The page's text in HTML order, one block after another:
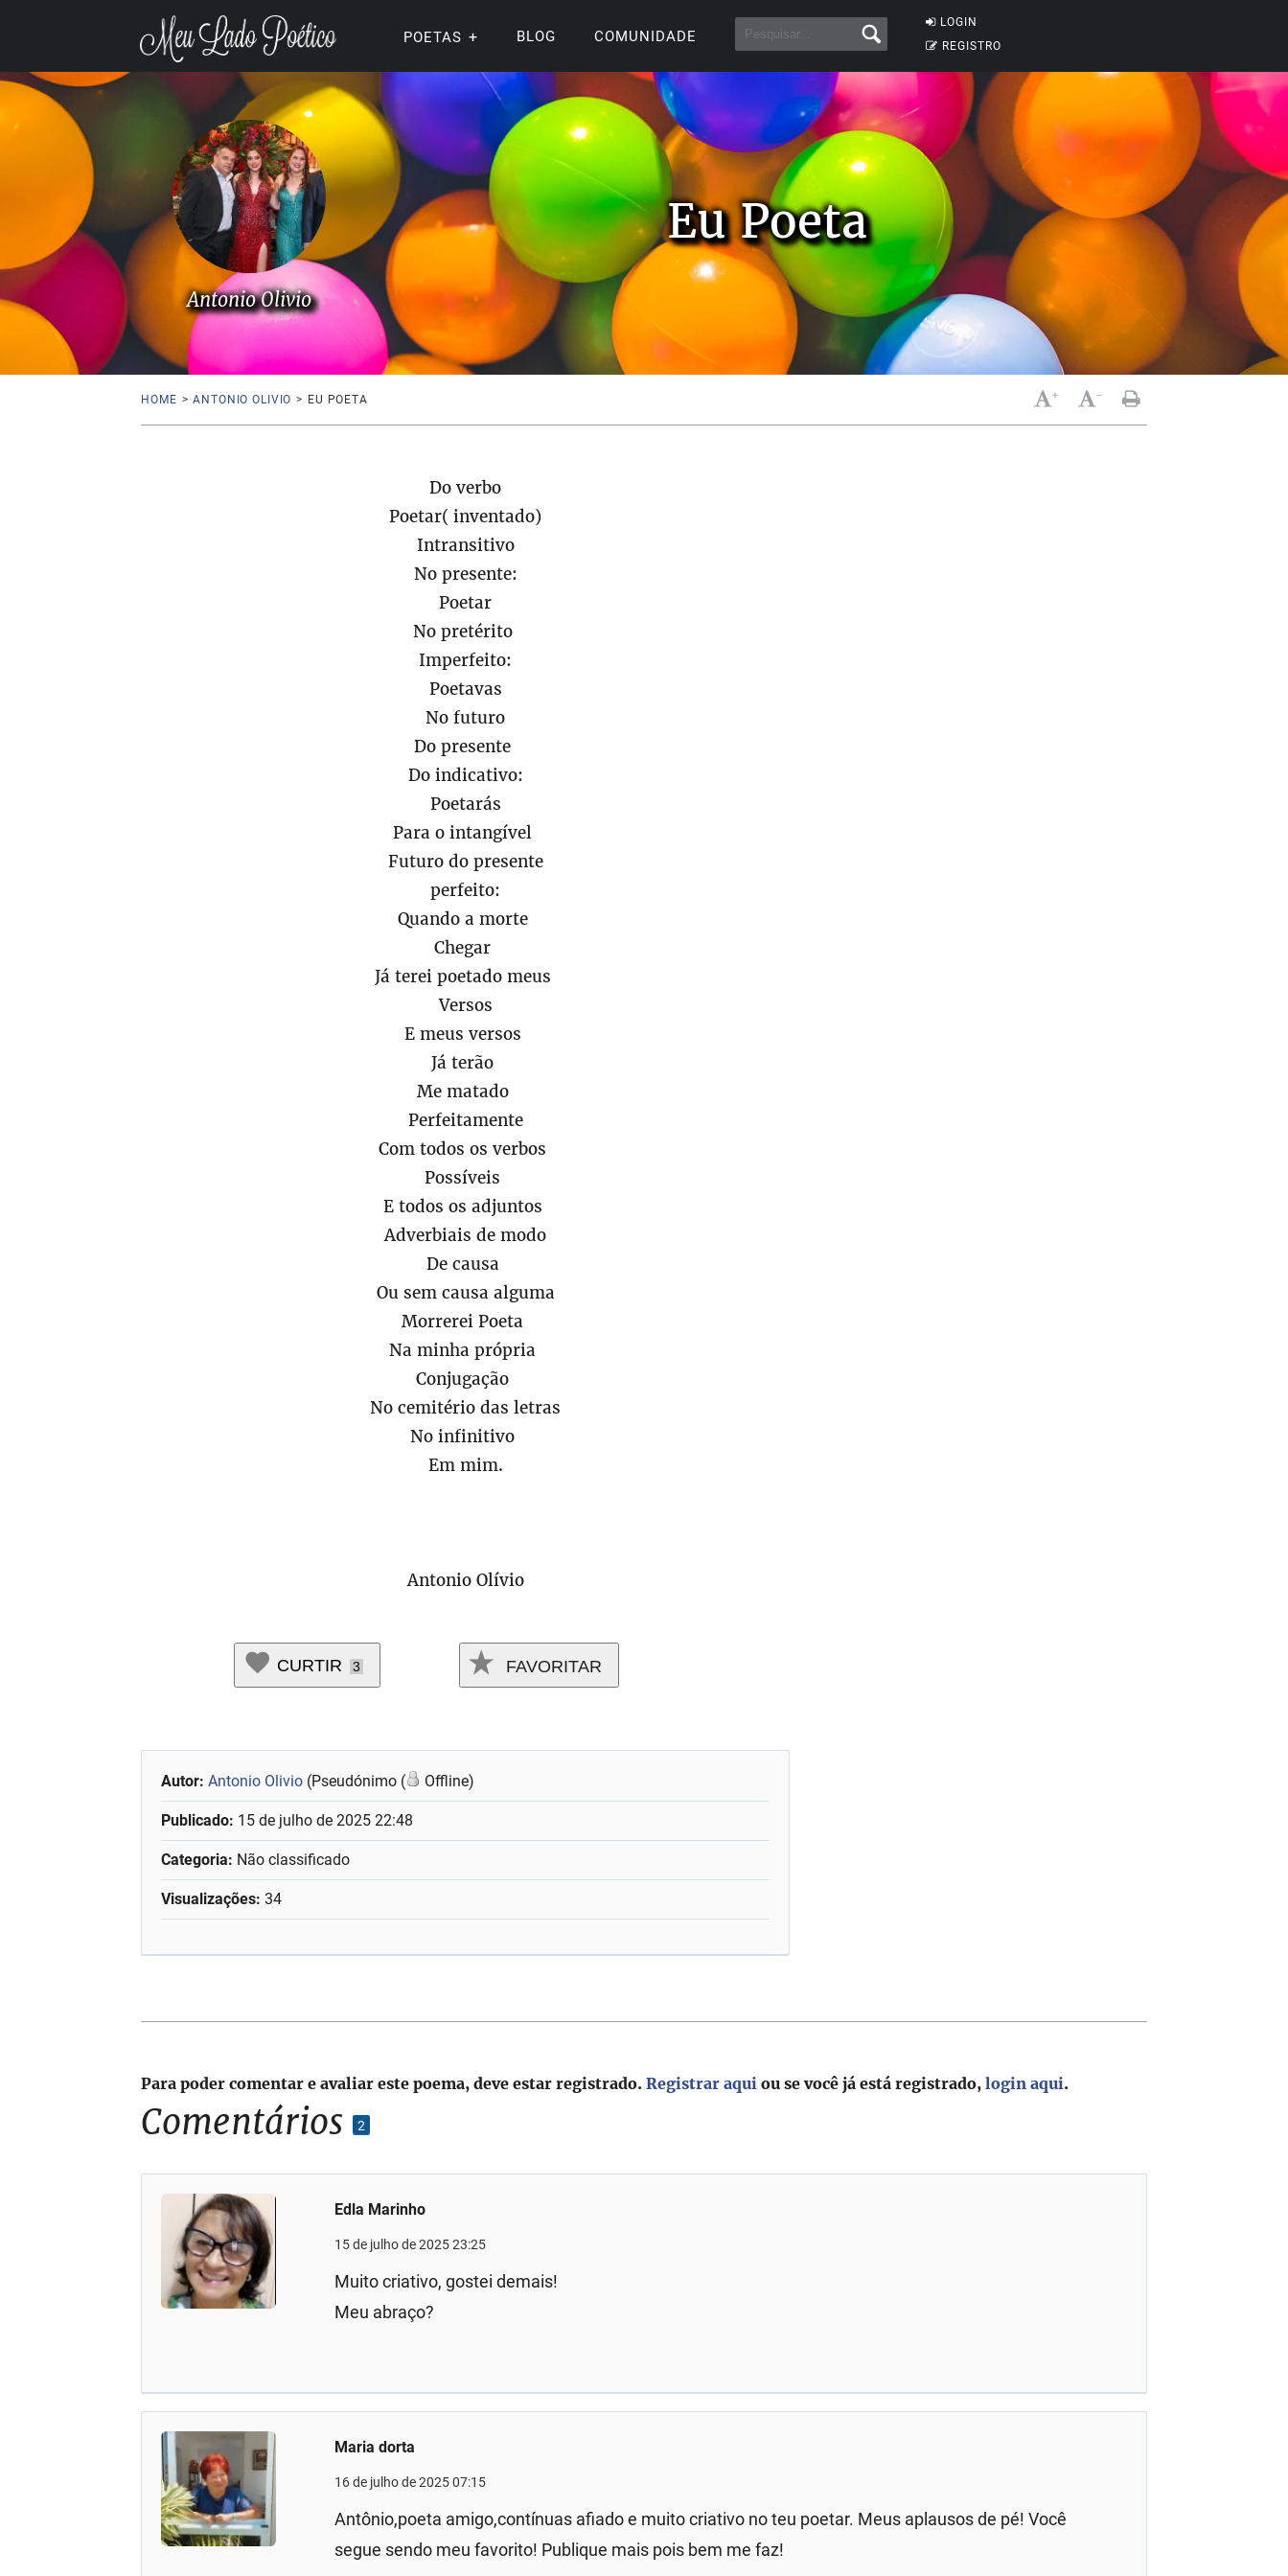
LOGIN
REGISTRO
POETAS BLOG COMUNIDADE
Eu Poeta
Antonio Olivio
HOME > ANTONIO OLIVIO > EU POETA + -
Do verbo
Poetar( inventado)
Intransitivo
No presente:
Poetar
No pretérito
Imperfeito:
Poetavas
No futuro
Do presente
Do indicativo:
Poetarás
Para o intangível
Futuro do presente
perfeito:
Quando a morte
Chegar
Já terei poetado meus
Versos
E meus versos
Já terão
Me matado
Perfeitamente
Com todos os verbos
Possíveis
E todos os adjuntos
Adverbiais de modo
De causa
Ou sem causa alguma
Morrerei Poeta
Na minha própria
Conjugação
No cemitério das letras
No infinitivo
Em mim.
Antonio Olívio
CURTIR 3 FAVORITAR
Autor:Antonio Olivio (Pseudónimo ( Offline)
Publicado: 15 de julho de 2025 22:48
Categoria: Não classificado
Visualizações: 34
Comentários 2
Edla Marinho
15 de julho de 2025 23:25
Muito criativo, gostei demais!
Meu abraço?
Maria dorta
16 de julho de 2025 07:15
Antônio,poeta amigo,contínuas afiado e muito criativo no teu poetar. Meus aplausos de pé! Você
segue sendo meu favorito! Publique mais pois bem me faz!
Para poder comentar e avaliar este poema, deve estar registrado.Registrar aqui ou se você já está registrado,login aqui.